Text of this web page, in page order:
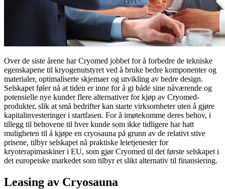
Over de siste årene har Cryomed jobbet for å forbedre de tekniske
egenskapene til kryogenutstyret ved å bruke bedre komponenter og
materialer, optimaliserte skjemaer og utvikling av bedre design.
Selskapet føler nå at tiden er inne for å gi både sine nåværende og
potensielle nye kunder flere alternativer for kjøp av Cryomed-
produkter, slik at små bedrifter kan starte virksomheter uten å gjøre
kapitalinvesteringer i startfasen. For å imøtekomme deres behov, i
tillegg til behovene til hver kunde som ikke tidligere har hatt
muligheten til å kjøpe en cryosauna på grunn av de relativt stive
prisene, tilbyr selskapet nå praktiske leietjenester for
kryoterapimaskiner i EU, som gjør Cryomed til det første selskapet i
det europeiske markedet som tilbyr et slikt alternativ til finansiering.
Leasing av Cryosauna